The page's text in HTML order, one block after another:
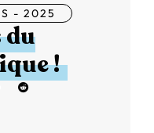
- 2025
du
!